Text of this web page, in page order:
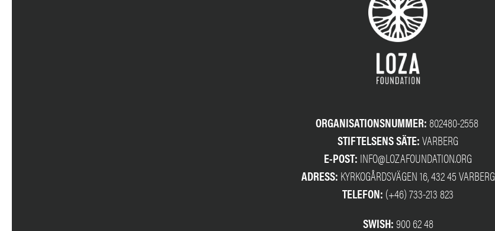
ORGANISATIONSNUMMER: 802480-2558
STIFTELSENS SÄTE:VARBERG
E-POST: INFO@LOZAFOUNDATION.ORG
ADRESS: KYRKOGÅRDSVÄGEN 16, 432 45 VARBERG
TELEFON: (+46) 733-213 823
SWISH:900 62 48